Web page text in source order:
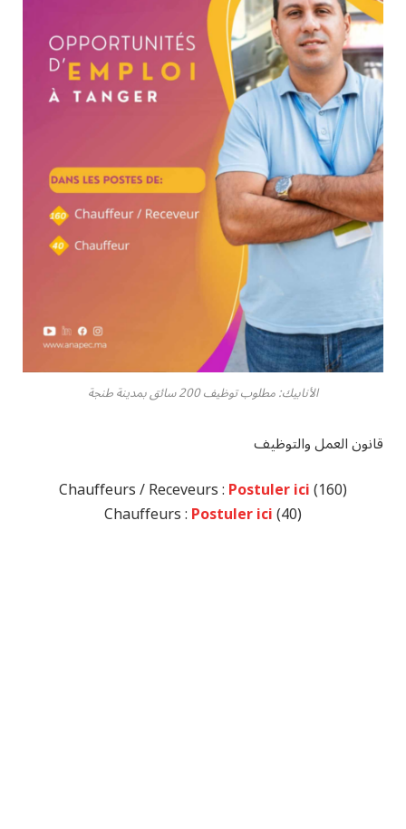
الأنابيك: مطلوب توظيف 200 سائق بمدينة طنجة
قانون العمل والتوظيف
(160) Chauffeurs / Receveurs :
Postuler ici
(40) Chauffeurs :
Postuler ici